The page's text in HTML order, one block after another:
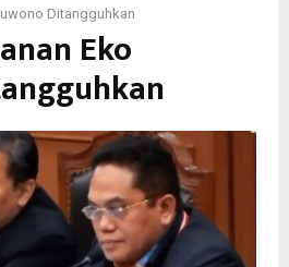
Ditangguhkan
Eko